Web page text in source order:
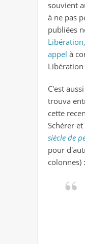
souvient
à ne pas
publiées
appel à
Libération
C'est
trouva
cette
Schérer
siècle de
pour
colonnes) :